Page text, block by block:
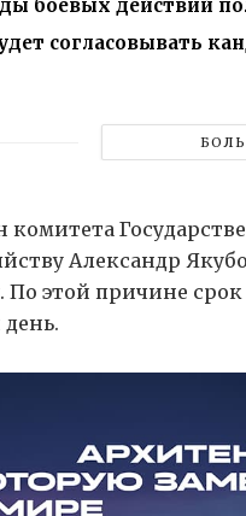
боевых действий
согласовывать
комитета
Александр
По этой причине